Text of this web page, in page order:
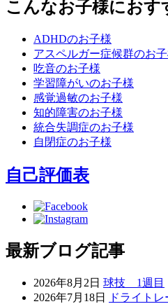
こんなお子様におす
ADHDのお子様
アスペルガー症候群のお
吃音のお子様
学習障がいのお子様
感覚過敏のお子様
知的障害のお子様
統合失調症のお子様
自閉症のお子様
自己評価表
最新ブログ記事
2026年8月2日 球技 1週目
2026年7月18日
ドライト